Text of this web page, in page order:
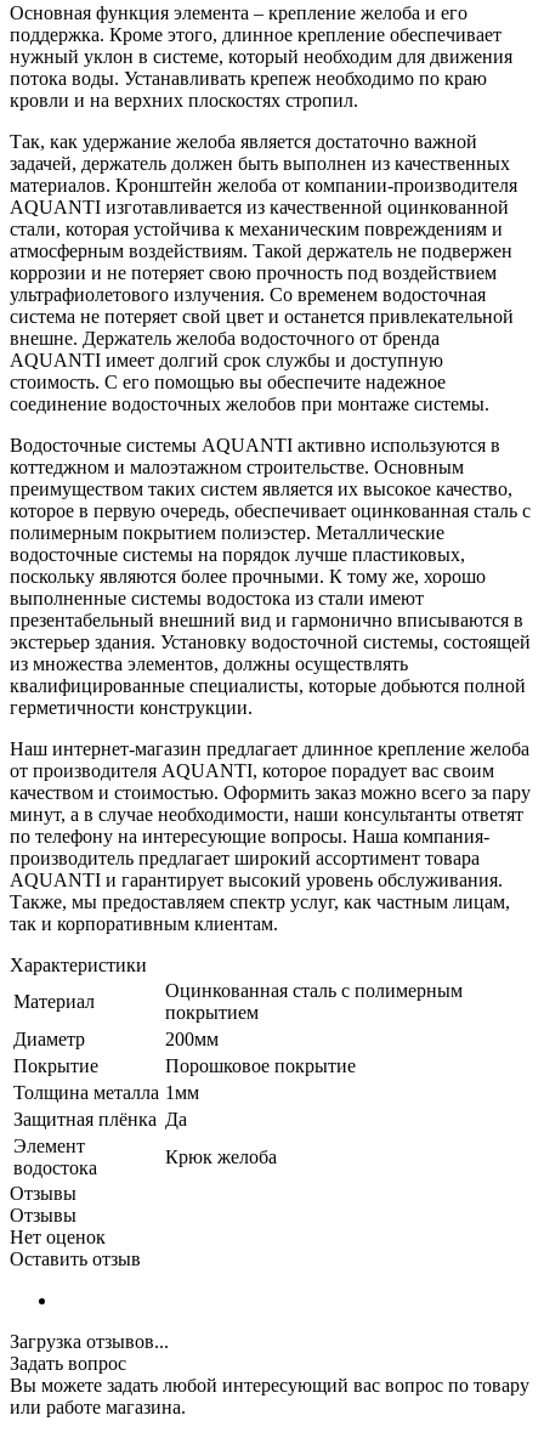
Основная функция элемента – крепление желоба и его
поддержка. Кроме этого, длинное крепление обеспечивает
нужный уклон в системе, который необходим для движения
потока воды. Устанавливать крепеж необходимо по краю
кровли и на верхних плоскостях стропил.
Так, как удержание желоба является достаточно важной
задачей, держатель должен быть выполнен из качественных
материалов. Кронштейн желоба от компании-производителя
AQUANTI изготавливается из качественной оцинкованной
стали, которая устойчива к механическим повреждениям и
атмосферным воздействиям. Такой держатель не подвержен
коррозии и не потеряет свою прочность под воздействием
ультрафиолетового излучения. Со временем водосточная
система не потеряет свой цвет и останется привлекательной
внешне. Держатель желоба водосточного от бренда
AQUANTI имеет долгий срок службы и доступную
стоимость. С его помощью вы обеспечите надежное
соединение водосточных желобов при монтаже системы.
Водосточные системы AQUANTI активно используются в
коттеджном и малоэтажном строительстве. Основным
преимуществом таких систем является их высокое качество,
которое в первую очередь, обеспечивает оцинкованная сталь с
полимерным покрытием полиэстер. Металлические
водосточные системы на порядок лучше пластиковых,
поскольку являются более прочными. К тому же, хорошо
выполненные системы водостока из стали имеют
презентабельный внешний вид и гармонично вписываются в
экстерьер здания. Установку водосточной системы, состоящей
из множества элементов, должны осуществлять
квалифицированные специалисты, которые добьются полной
герметичности конструкции.
Наш интернет-магазин предлагает длинное крепление желоба
от производителя AQUANTI, которое порадует вас своим
качеством и стоимостью. Оформить заказ можно всего за пару
минут, а в случае необходимости, наши консультанты ответят
по телефону на интересующие вопросы. Наша компания-
производитель предлагает широкий ассортимент товара
AQUANTI и гарантирует высокий уровень обслуживания.
Также, мы предоставляем спектр услуг, как частным лицам,
так и корпоративным клиентам.
Характеристики
Материал
Оцинкованная сталь с полимерным
покрытием
Диаметр
200мм
Покрытие
Порошковое покрытие
Толщина металла 1мм
Защитная плёнка Да
Элемент
водостока
Крюк желоба
Отзывы
Отзывы
Нет оценок
Оставить отзыв
Загрузка отзывов...
Задать вопрос
Вы можете задать любой интересующий вас вопрос по товару
или работе магазина.